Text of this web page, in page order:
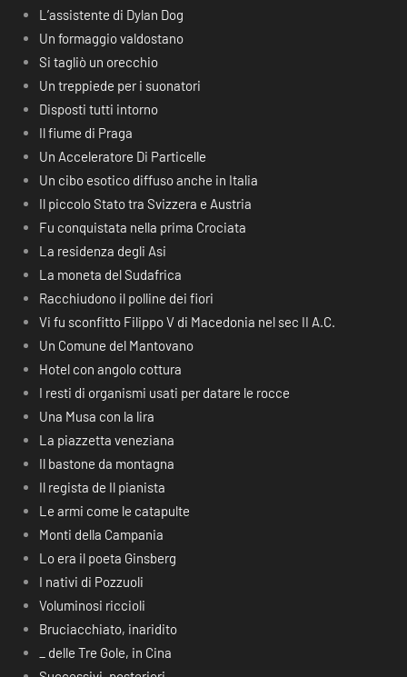
L’assistente di Dylan Dog
Un formaggio valdostano
Si tagliò un orecchio
Un treppiede per i suonatori
Disposti tutti intorno
Il fiume di Praga
Un Acceleratore Di Particelle
Un cibo esotico diffuso anche in Italia
Il piccolo Stato tra Svizzera e Austria
Fu conquistata nella prima Crociata
La residenza degli Asi
La moneta del Sudafrica
Racchiudono il polline dei fiori
Vi fu sconfitto Filippo V di Macedonia nel sec II A.C.
Un Comune del Mantovano
Hotel con angolo cottura
I resti di organismi usati per datare le rocce
Una Musa con la lira
La piazzetta veneziana
Il bastone da montagna
Il regista de Il pianista
Le armi come le catapulte
Monti della Campania
Lo era il poeta Ginsberg
I nativi di Pozzuoli
Voluminosi riccioli
Bruciacchiato, inaridito
_ delle Tre Gole, in Cina